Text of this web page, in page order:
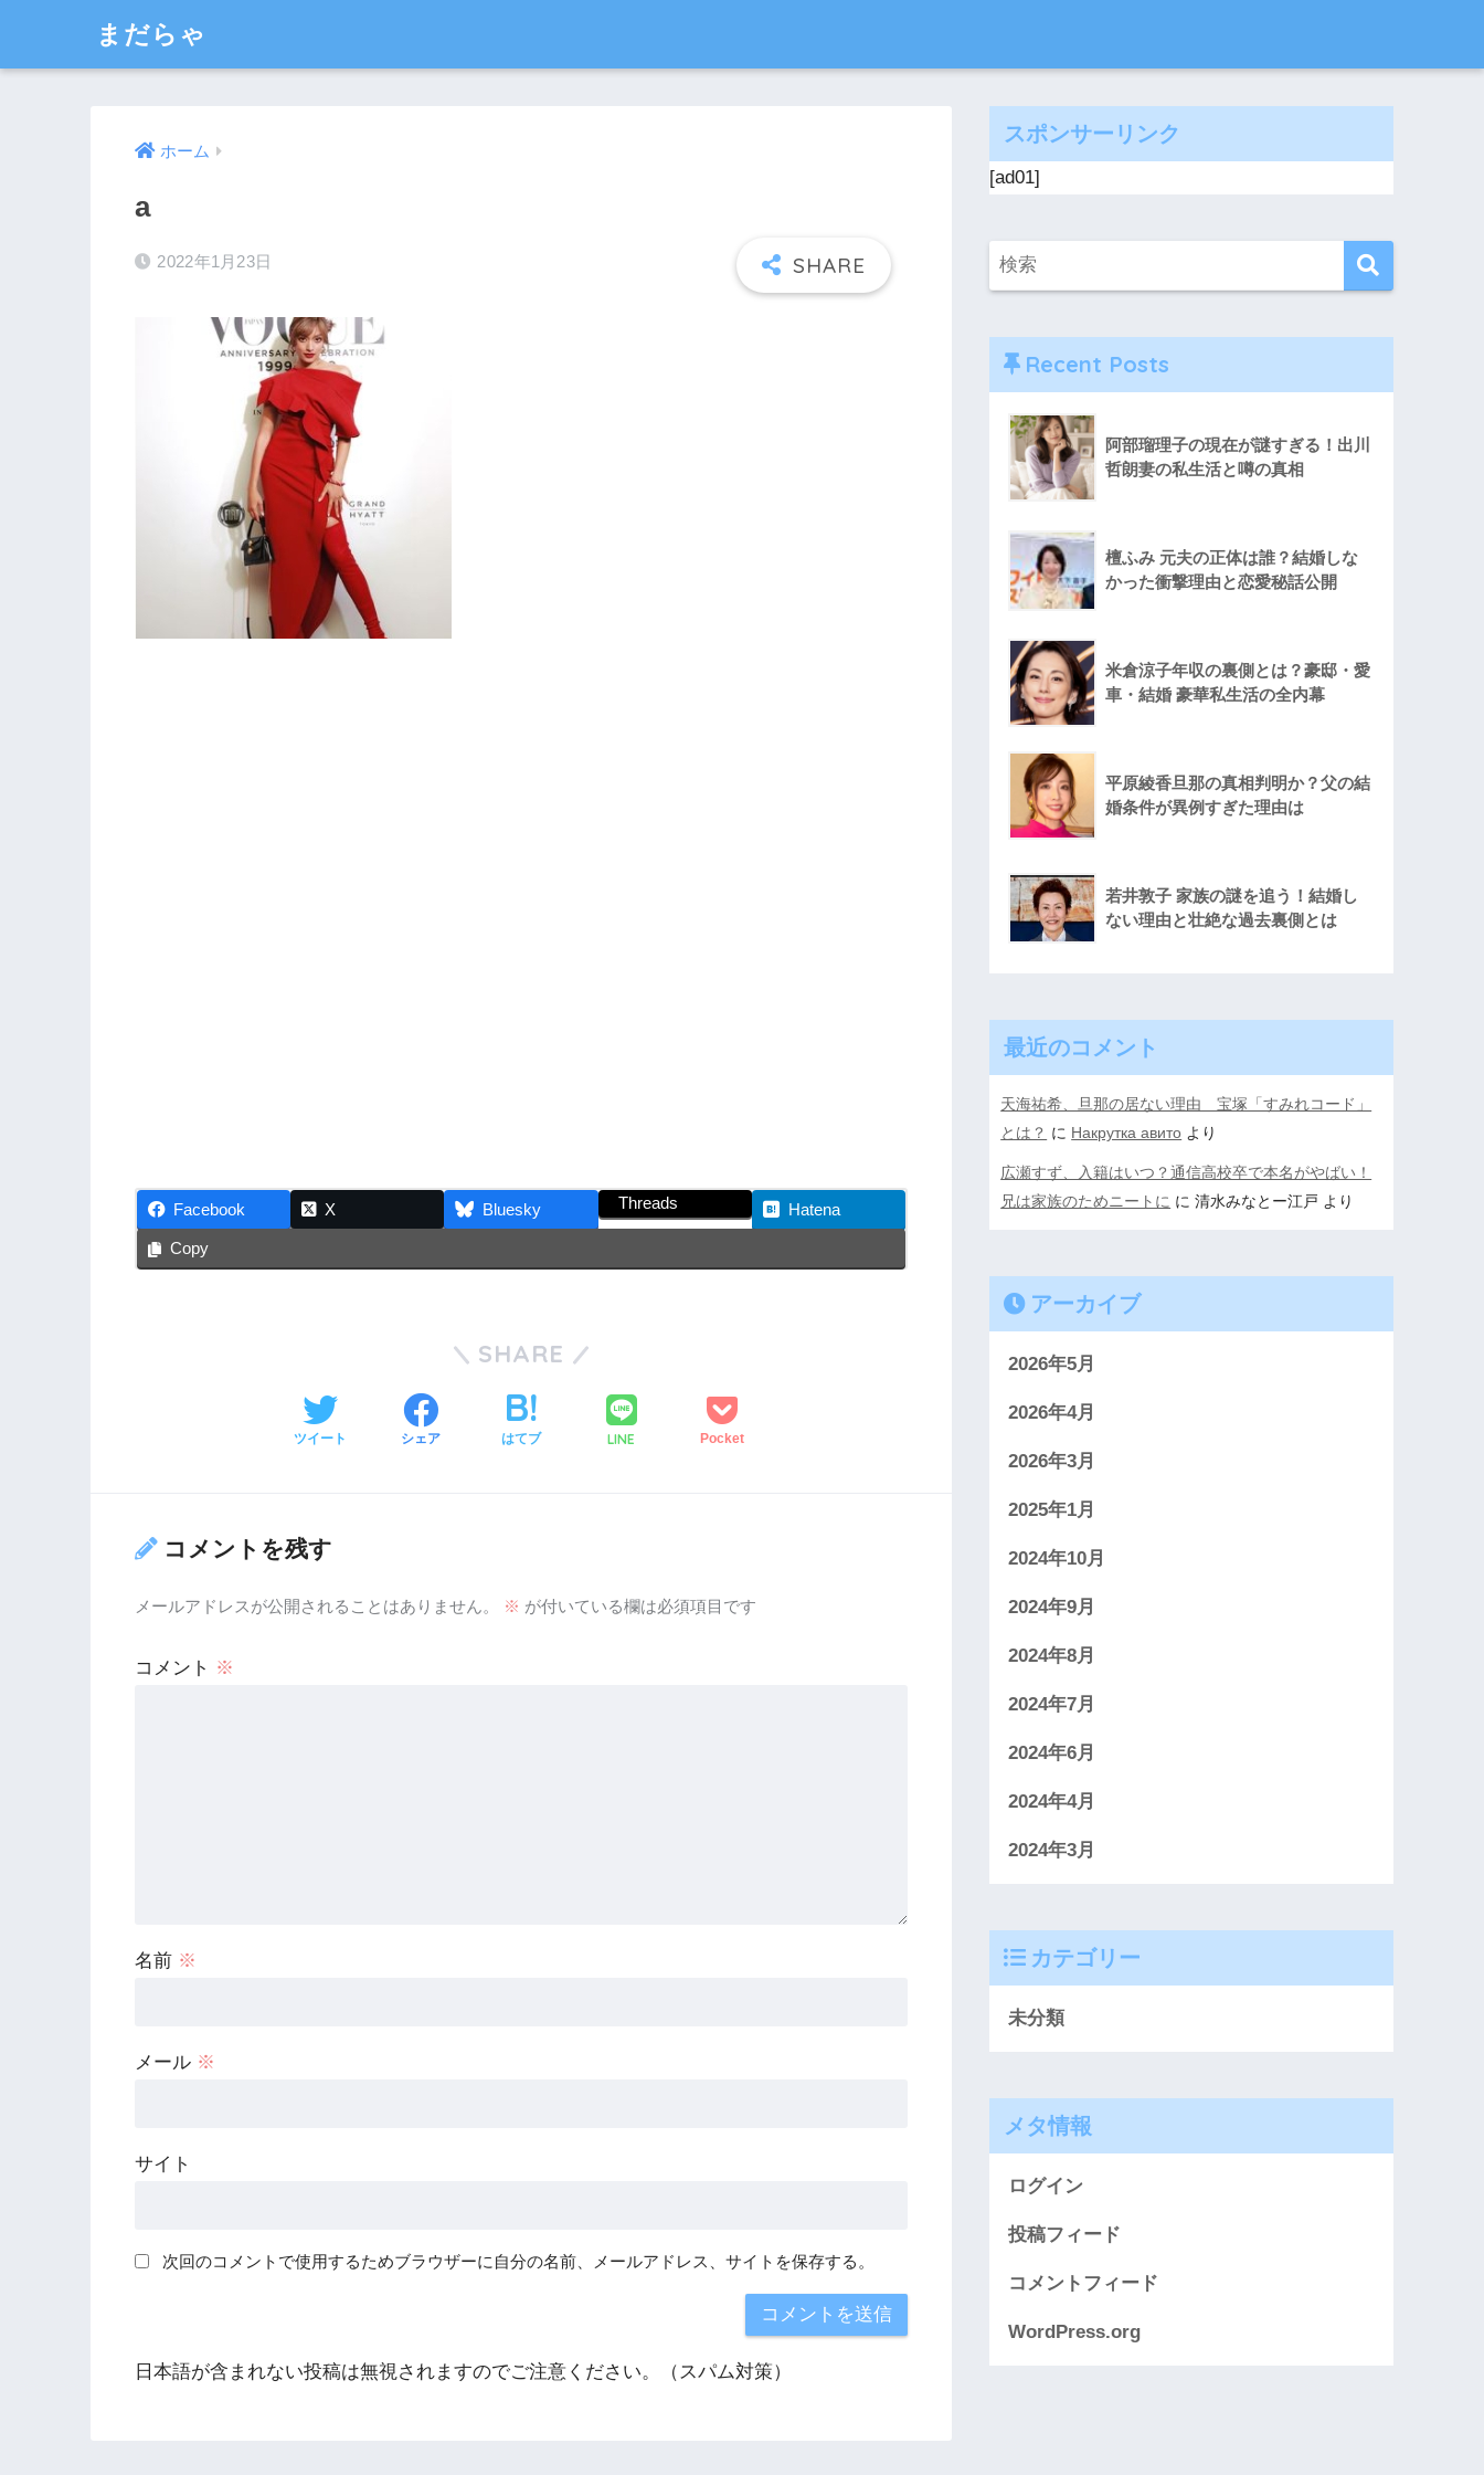
まだらゃ
ホーム
a
2022年1月23日
Facebook X Bluesky Threads Hatena
Copy
SHARE
ツイート シェア はてブ LINE Pocket
コメントを残す
メールアドレスが公開されることはありません。 ※ が付いている欄は必須項目です
コメント ※
名前 ※
メール ※
サイト
次回のコメントで使用するためブラウザーに自分の名前、メールアドレス、サイトを保存する。
日本語が含まれない投稿は無視されますのでご注意ください。（スパム対策）
スポンサーリンク
[ad01]
Recent Posts
阿部瑠理子の現在が謎すぎる！出川
哲朗妻の私生活と噂の真相
檀ふみ 元夫の正体は誰？結婚しな
かった衝撃理由と恋愛秘話公開
米倉涼子年収の裏側とは？豪邸・愛
車・結婚 豪華私生活の全内幕
平原綾香旦那の真相判明か？父の結
婚条件が異例すぎた理由は
若井敦子 家族の謎を追う！結婚し
ない理由と壮絶な過去裏側とは
最近のコメント
天海祐希、旦那の居ない理由 宝塚「すみれコード」
とは？ に Накрутка авито より
広瀬すず、入籍はいつ？通信高校卒で本名がやばい！
兄は家族のためニートに に清水みなとー江戸 より
アーカイブ
2026年5月
2026年4月
2026年3月
2025年1月
2024年10月
2024年9月
2024年8月
2024年7月
2024年6月
2024年4月
2024年3月
カテゴリー
未分類
メタ情報
ログイン
投稿フィード
コメントフィード
WordPress.org